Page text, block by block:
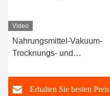
Video
Nahrungsmittel-Vakuum-
Trocknungs- und
Kapazität 100 kg/Liste
Erhalten Sie besten Preis